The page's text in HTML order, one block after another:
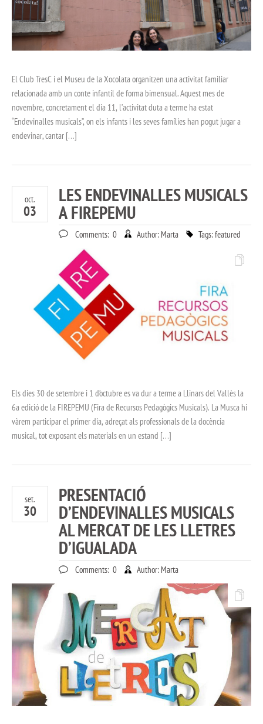
El Club TresC i el Museu de la Xocolata organitzen una activitat familiar
relacionada amb un conte infantil de forma bimensual. Aquest mes de
novembre, concretament el dia 11, l’activitat duta a terme ha estat
“Endevinalles musicals”, on els infants i les seves famílies han pogut jugar a
endevinar, cantar […]
oct.
03
LES ENDEVINALLES MUSICALS
A FIREPEMU
Comments: 0 Author: Marta Tags:featured
Els dies 30 de setembre i 1 d’octubre es va dur a terme a Llinars del Vallès la
6a edició de la FIREPEMU (Fira de Recursos Pedagògics Musicals). La Musca hi
vàrem participar el primer dia, adreçat als professionals de la docència
musical, tot exposant els materials en un estand […]
set.
30
PRESENTACIÓ
D’ENDEVINALLES MUSICALS
AL MERCAT DE LES LLETRES
D’IGUALADA
Comments: 0 Author: Marta